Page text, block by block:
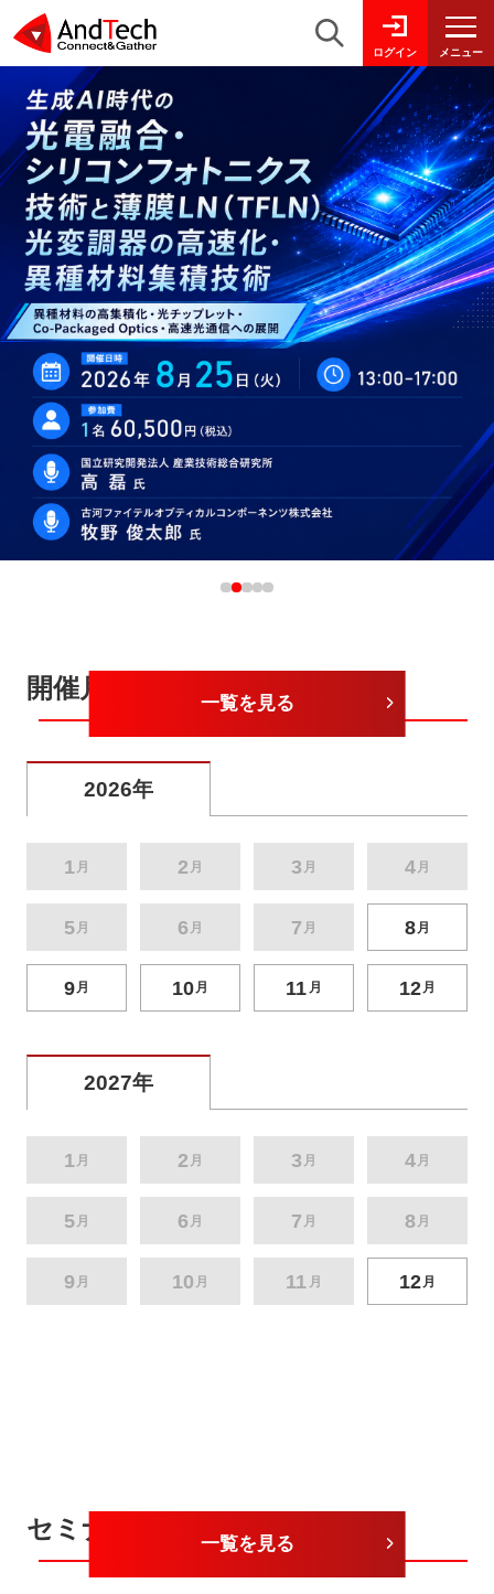
ログイン メニュー
開催月から探す
一覧を見る
2026年
1 月 2 月 3 月 4 月
5 月 6 月 7 月 8 月
9月 10月 11 月 12月
2027年
1 月 2 月 3 月 4 月
5 月 6 月 7 月 8 月
9 月 10 月 11 月 12 月
セミナーカテゴリー
一覧を見る